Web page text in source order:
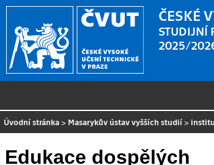
ČESKÉ
STUDIJNÍ
2025/
Úvodní stránka > Masarykův ústav vyšších studií >
Edukace dospělých